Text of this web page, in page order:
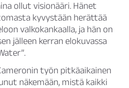
ollut visionääri. Hänet
kyvystään herättää
valkokankaalla, ja hän on
jälleen kerran elokuvassa
työn pitkäaikainen
näkemään, mistä kaikki